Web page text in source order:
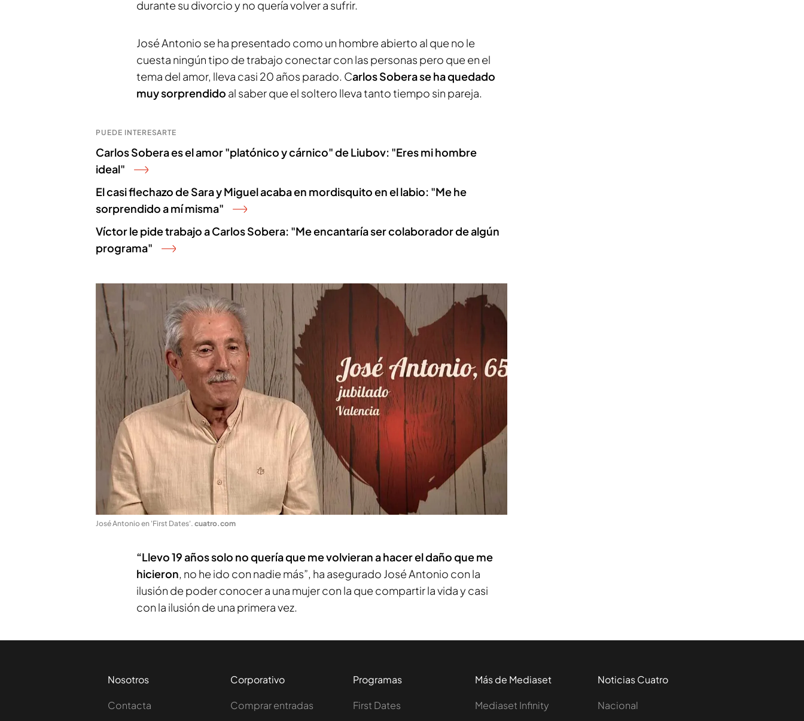
durante su divorcio y no quería volver a sufrir.
José Antonio se ha presentado como un hombre abierto al que no le
cuesta ningún tipo de trabajo conectar con las personas pero que en el
tema del amor, lleva casi 20 años parado. Carlos Sobera se ha quedado
muy sorprendido al saber que el soltero lleva tanto tiempo sin pareja.
PUEDE INTERESARTE
Carlos Sobera es el amor "platónico y cárnico" de Liubov: "Eres mi hombre
ideal"
El casi flechazo de Sara y Miguel acaba en mordisquito en el labio: "Me he
sorprendido a mí misma"
Víctor le pide trabajo a Carlos Sobera: "Me encantaría ser colaborador de algún
programa"
José Antonio en 'First Dates'. cuatro.com
“Llevo 19 años solo no quería que me volvieran a hacer el daño que me
hicieron, no he ido con nadie más”, ha asegurado José Antonio con la
ilusión de poder conocer a una mujer con la que compartir la vida y casi
con la ilusión de una primera vez.
Nosotros
Contacta
Corporativo
Comprar entradas
Programas
First Dates
Más de Mediaset
Mediaset Infinity
Noticias Cuatro
Nacional